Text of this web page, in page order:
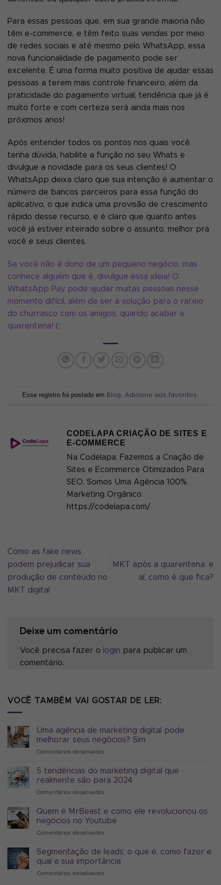
Para essas pessoas que, em sua grande maioria não
têm e-commerce, e têm feito suas vendas por meio
de redes sociais e até mesmo pelo WhatsApp, essa
nova funcionalidade de pagamento pode ser
excelente. É uma forma muito positiva de ajudar essas
pessoas a terem mais controle financeiro, além da
praticidade do pagamento virtual; tendência que já é
muito forte e com certeza será ainda mais nos
próximos anos!
Após entender todos os pontos nos quais você
tenha dúvida, habilite a função no seu Whats e
divulgue a novidade para os seus clientes! O
WhatsApp deixa claro que sua intenção é aumentar o
número de bancos parceiros para essa função do
aplicativo, o que indica uma provisão de crescimento
rápido desse recurso, e é claro que quanto antes
você já estiver inteirado sobre o assunto, melhor pra
você e seus clientes.
Se você não é dono de um pequeno negócio, mas
conhece alguém que é, divulgue essa ideia! O
WhatsApp Pay pode ajudar muitas pessoas nesse
momento difícil, além de ser a solução para o rateio
do churrasco com os amigos, quando acabar a
quarentena! (;
Esse registro foi postado em Blog. Adicione aos favoritos.
CODELAPA CRIAÇÃO DE SITES E
E-COMMERCE
Na Codelapa, Fazemos a Criação de
Sites e Ecommerce Otimizados Para
SEO. Somos Uma Agência 100%
Marketing Orgânico.
https://codelapa.com/
Como as fake news
podem prejudicar sua
produção de conteúdo no
MKT digital
MKT após a quarentena: e
aí, como é que fica?
Deixe um comentário
Você precisa fazer o login para publicar um
comentário.
VOCÊ TAMBÉM VAI GOSTAR DE LER:
Uma agência de marketing digital pode
melhorar seus negócios? Sim
Comentários desativados
agência
melhorar
seus
5 tendências do marketing digital que
realmente são para 2024
Comentários desativados
tendências
do
realmente
são
Quem é MrBeast e como ele revolucionou os
negócios no Youtube
Comentários desativados
é
MrBeast
Segmentação de leads: o que é, como fazer e
qual a sua importância
Comentários desativados